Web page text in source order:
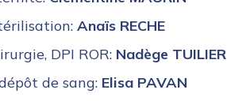
Anaïs RECHE
DPI ROR: Nadège TUILIER
de sang: Elisa PAVAN